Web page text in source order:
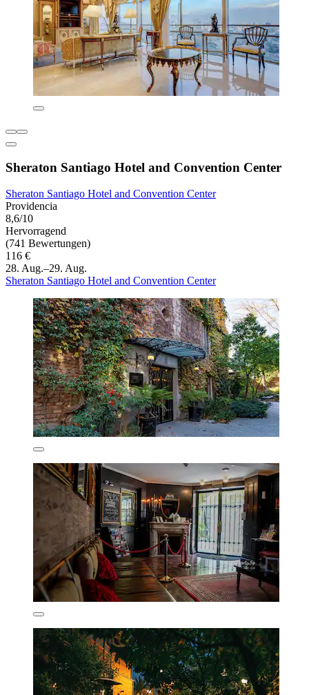
Sheraton Santiago Hotel and Convention Center
Sheraton Santiago Hotel and Convention Center
Providencia
8,6/10
Hervorragend
(741 Bewertungen)
116 €
28. Aug.–29. Aug.
Sheraton Santiago Hotel and Convention Center